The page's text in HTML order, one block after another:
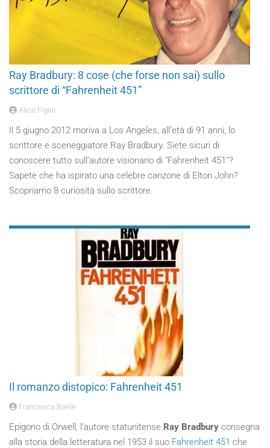
Ray Bradbury: 8 cose (che forse non sai) sullo
scrittore di “Fahrenheit 451”
Alice Figini
Il 5 giugno 2012 moriva a Los Angeles, all’età di 91 anni, lo
scrittore e sceneggiatore Ray Bradbury. Siete sicuri di
conoscere tutto sull’autore visionario di “Fahrenheit 451”?
Sapete che ha ispirato una celebre canzone di Elton John?
Scopriamo 8 curiosità sullo scrittore.
Il romanzo distopico: Fahrenheit 451
Francesca Barile
Epigono di Orwell, l’autore statunitense Ray Bradbury consegna
alla storia della letteratura nel 1953 il suo Fahrenheit 451 che